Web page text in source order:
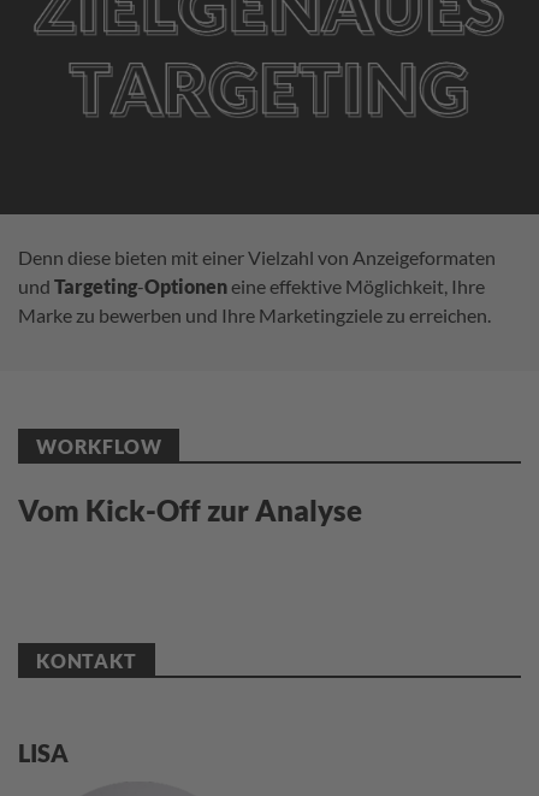
Denn diese bieten mit einer Vielzahl von Anzeigeformaten
und Targeting-Optioneneine effektive Möglichkeit, Ihre
Marke zu bewerben und Ihre Marketingziele zu erreichen.
WORKFLOW
Vom Kick-Off zur Analyse
KONTAKT
LISA